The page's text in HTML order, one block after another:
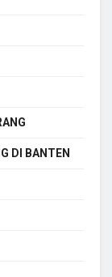
DI BANTEN